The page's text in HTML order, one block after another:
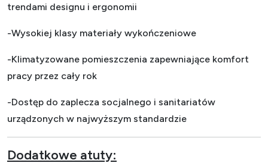
trendami designu i ergonomii
-Wysokiej klasy materiały wykończeniowe
-Klimatyzowane pomieszczenia zapewniające komfort
pracy przez cały rok
-Dostęp do zaplecza socjalnego i sanitariatów
urządzonych w najwyższym standardzie
Dodatkowe atuty: